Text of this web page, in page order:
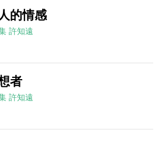
的情感
許知遠
者
許知遠